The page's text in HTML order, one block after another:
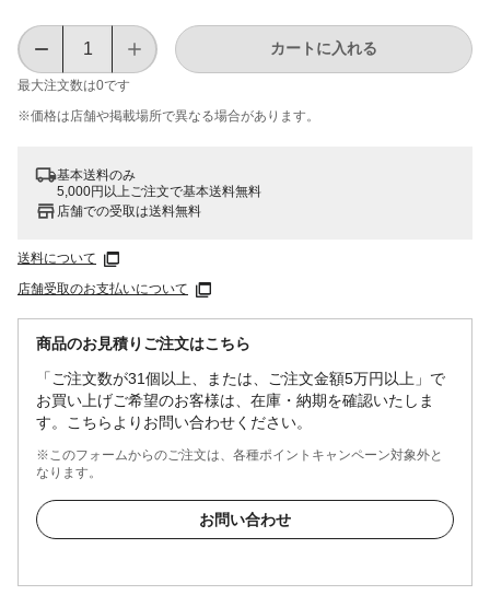
最大注文数は0です
カートに入れる
※価格は​店舗や​掲載場所で​異なる​場合が​あります。
基本送料のみ
5,000円以上ご注文で基本送料無料
店舗での受取は送料無料
送料について
店舗受取のお支払いについて
商品のお見積りご注文はこちら
「ご注文数が31個以上、または、ご注文金額5万円以上」で
お買い上げご希望のお客様は、在庫・納期を確認いたしま
す。こちらよりお問い合わせください。
※このフォームからのご注文は、各種ポイントキャンペーン対象外と
なります。
お問い合わせ